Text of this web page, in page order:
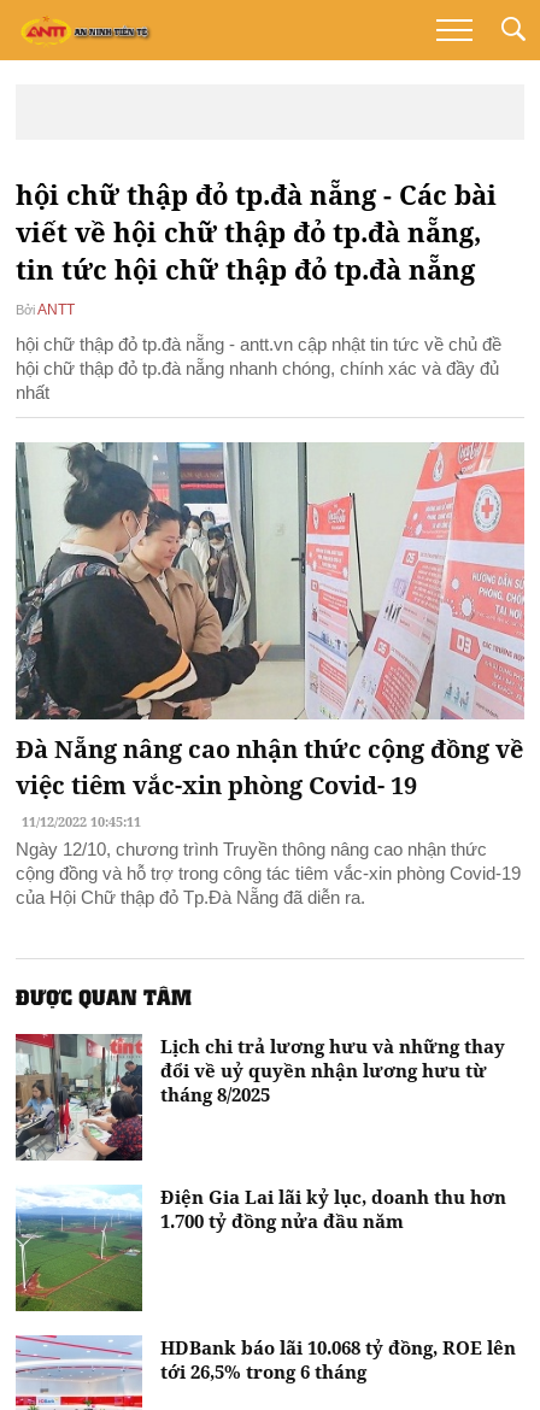
hội chữ thập đỏ tp.đà nẵng - Các bài
viết về hội chữ thập đỏ tp.đà nẵng,
tin tức hội chữ thập đỏ tp.đà nẵng
Bởi ANTT
hội chữ thập đỏ tp.đà nẵng - antt.vn cập nhật tin tức về chủ đề
hội chữ thập đỏ tp.đà nẵng nhanh chóng, chính xác và đầy đủ
nhất
Đà Nẵng nâng cao nhận thức cộng đồng về
việc tiêm vắc-xin phòng Covid- 19
11/12/2022 10:45:11
Ngày 12/10, chương trình Truyền thông nâng cao nhận thức
cộng đồng và hỗ trợ trong công tác tiêm vắc-xin phòng Covid-19
của Hội Chữ thập đỏ Tp.Đà Nẵng đã diễn ra.
ĐƯỢC QUAN TÂM
Lịch chi trả lương hưu và những thay
đổi về uỷ quyền nhận lương hưu từ
tháng 8/2025
Điện Gia Lai lãi kỷ lục, doanh thu hơn
1.700 tỷ đồng nửa đầu năm
HDBank báo lãi 10.068 tỷ đồng, ROE lên
tới 26,5% trong 6 tháng